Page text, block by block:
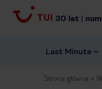
30 lat |
Last Minute
Strona główna